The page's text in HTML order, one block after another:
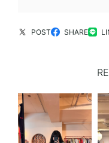
POST SHARE